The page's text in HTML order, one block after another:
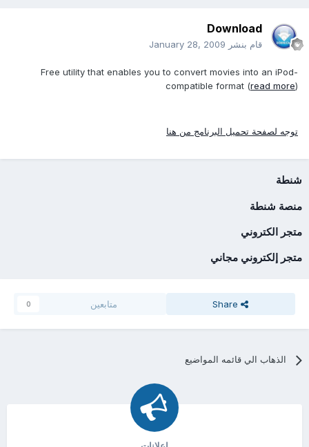
Download
قام بنشر January 28, 2009
Free utility that enables you to convert movies into an iPod-
compatible format (read more
توجه لصفحة تحميل البرنامج من هنا
شنطة
منصة شنطة
متجر الكتروني
متجر إلكتروني مجاني
Share متابعين 0
الذهاب الي قائمه المواضيع